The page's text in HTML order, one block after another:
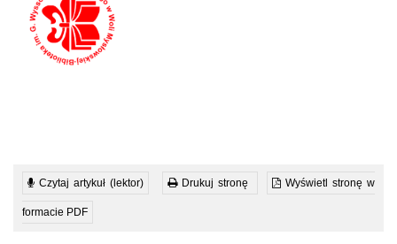
Czytaj artykuł (lektor) Drukuj stronę Wyświetl stronę w
formacie PDF